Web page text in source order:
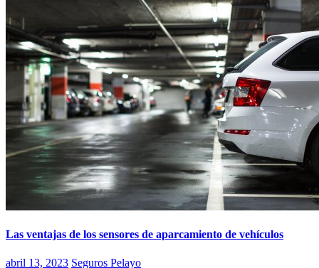
Las ventajas de los sensores de aparcamiento de vehículos
abril 13, 2023 Seguros Pelayo